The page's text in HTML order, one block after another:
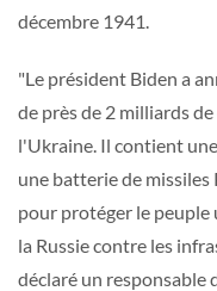
décembre 1941.
"Le président Biden a
de près de 2 milliards
l'Ukraine. Il contient
une batterie de
pour protéger le peuple
la Russie contre les
déclaré un responsable